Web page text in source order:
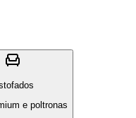
e poltronas